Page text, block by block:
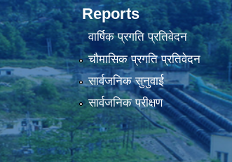
Reports
वार्षिक प्रगति प्रतिवेदन
चौमासिक प्रगति प्रतिवेदन
सार्वजनिक सुनुवाई
सार्वजनिक परीक्षण